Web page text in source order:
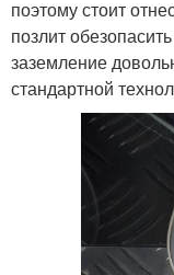
поэтому стоит
позлит
заземление
стандартной